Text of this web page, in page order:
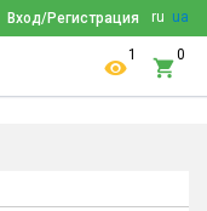
ru ua
Вход/Регистрация
1 0